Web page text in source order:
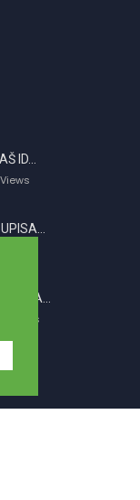
ID…
Views
PRIJA…
Views